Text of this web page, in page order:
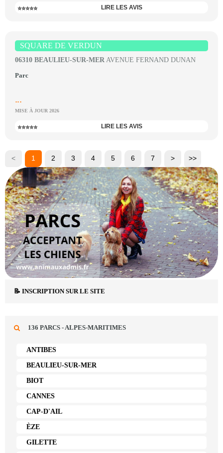
⭐⭐⭐⭐⭐ LIRE LES AVIS
SQUARE DE VERDUN
06310 BEAULIEU-SUR-MER AVENUE FERNAND DUNAN
Parc
...
MISE À JOUR 2026
⭐⭐⭐⭐⭐ LIRE LES AVIS
< 1 2 3 4 5 6 7 > >>
📝 INSCRIPTION SUR LE SITE
136 PARCS - ALPES-MARITIMES
ANTIBES
BEAULIEU-SUR-MER
BIOT
CANNES
CAP-D'AIL
ÈZE
GILETTE